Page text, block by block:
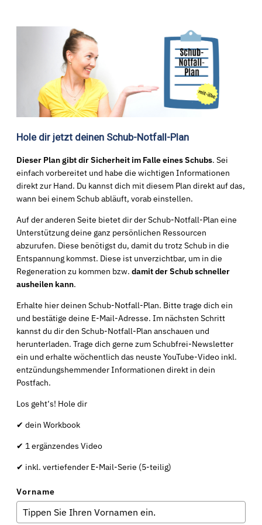
Hole dir jetzt deinen Schub-Notfall-Plan
Dieser Plan gibt dir Sicherheit im Falle eines Schubs. Sei
einfach vorbereitet und habe die wichtigen Informationen
direkt zur Hand. Du kannst dich mit diesem Plan direkt auf das,
wann bei einem Schub abläuft, vorab einstellen.
Auf der anderen Seite bietet dir der Schub-Notfall-Plan eine
Unterstützung deine ganz persönlichen Ressourcen
abzurufen. Diese benötigst du, damit du trotz Schub in die
Entspannung kommst. Diese ist unverzichtbar, um in die
Regeneration zu kommen bzw. damit der Schub schneller
ausheilen kann.
Erhalte hier deinen Schub-Notfall-Plan. Bitte trage dich ein
und bestätige deine E-Mail-Adresse. Im nächsten Schritt
kannst du dir den Schub-Notfall-Plan anschauen und
herunterladen. Trage dich gerne zum Schubfrei-Newsletter
ein und erhalte wöchentlich das neuste YouTube-Video inkl.
entzündungshemmender Informationen direkt in dein
Postfach.
Los geht‘s! Hole dir
✔ dein Workbook
✔ 1 ergänzendes Video
✔ inkl. vertiefender E-Mail-Serie (5-teilig)
Vorname